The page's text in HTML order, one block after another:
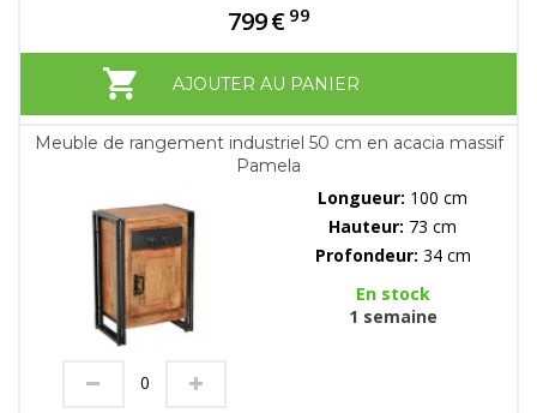
799€ 99
AJOUTER AU PANIER
Meuble de rangement industriel 50 cm en acacia massif
Pamela
Longueur: 100 cm
Hauteur: 73 cm
Profondeur: 34 cm
En stock
1 semaine